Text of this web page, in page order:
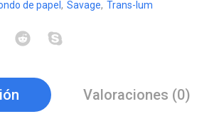
de papel , Savage, Trans-lum
Valoraciones (0)